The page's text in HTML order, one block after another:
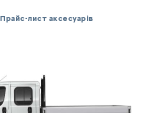
Прайс-лист аксесуарів